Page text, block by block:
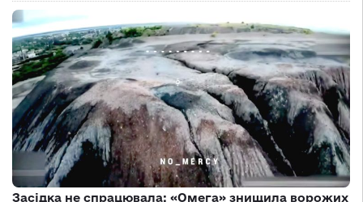
Засідка не спрацювала: «Омега» знищила ворожих